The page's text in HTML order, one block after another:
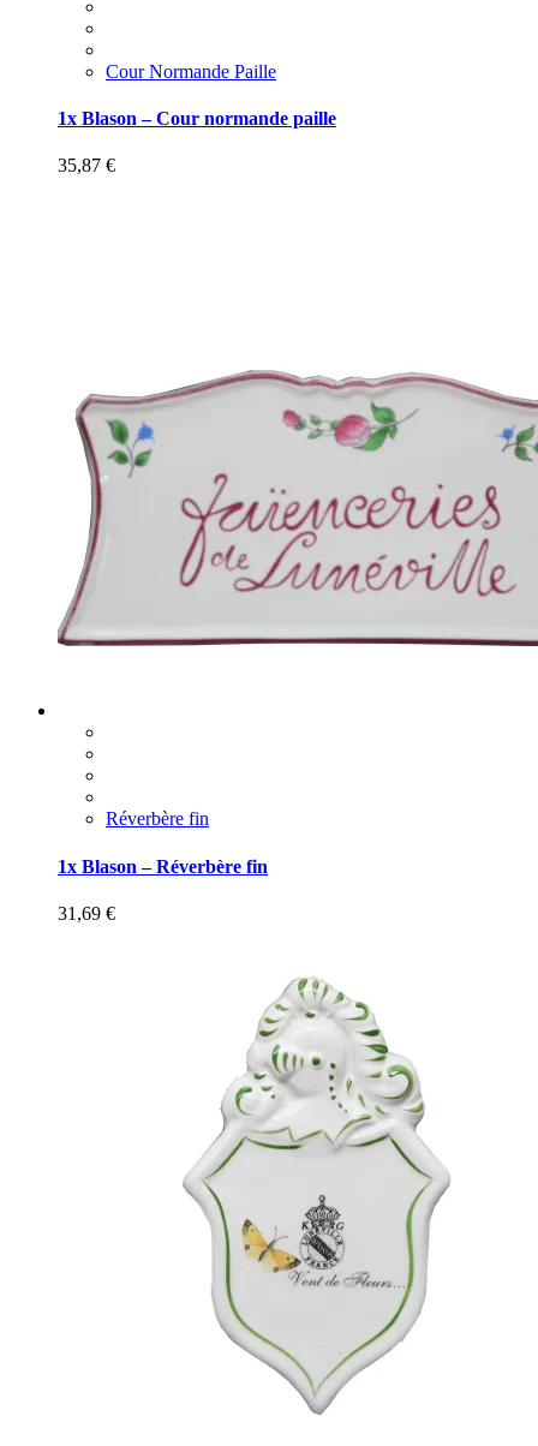
Cour Normande Paille
1x Blason – Cour normande paille
35,87 €
Réverbère fin
1x Blason – Réverbère fin
31,69 €